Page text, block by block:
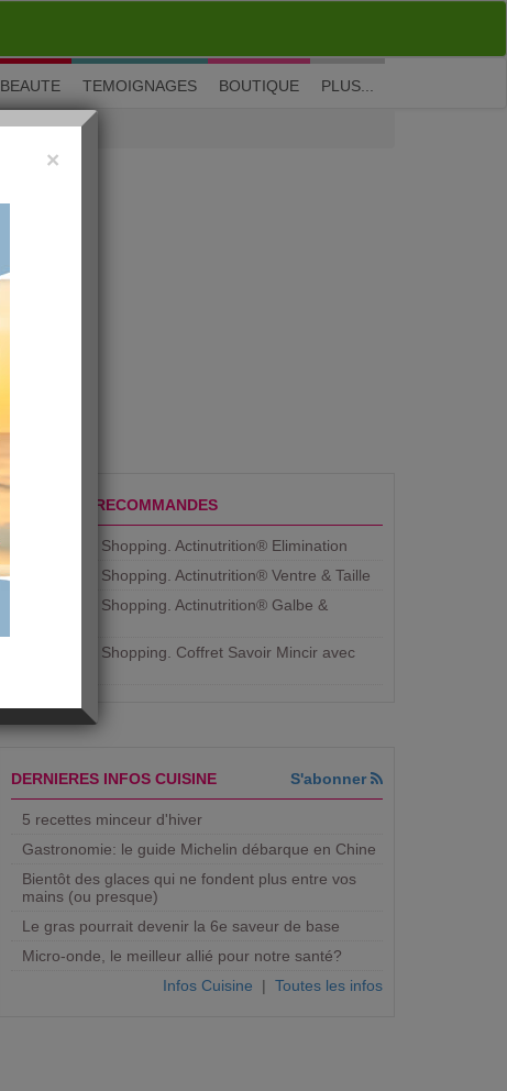
M'inscrire| Me connecter| ? Visite guidée
BEAUTE TEMOIGNAGES BOUTIQUE PLUS...
PRODUITS RECOMMANDES
Aujourdhui Shopping. Actinutrition® Elimination
Aujourdhui Shopping. Actinutrition® Ventre & Taille
Aujourdhui Shopping. Actinutrition® Galbe &
Aujourdhui Shopping. ​Coffret Savoir Mincir avec
DERNIERES INFOS CUISINE S'abonner
5 recettes minceur d'hiver
Gastronomie: le guide Michelin débarque en Chine
Bientôt des glaces qui ne fondent plus entre vos
mains (ou presque)
Le gras pourrait devenir la 6e saveur de base
Micro-onde, le meilleur allié pour notre santé?
Infos Cuisine | Toutes les infos
×